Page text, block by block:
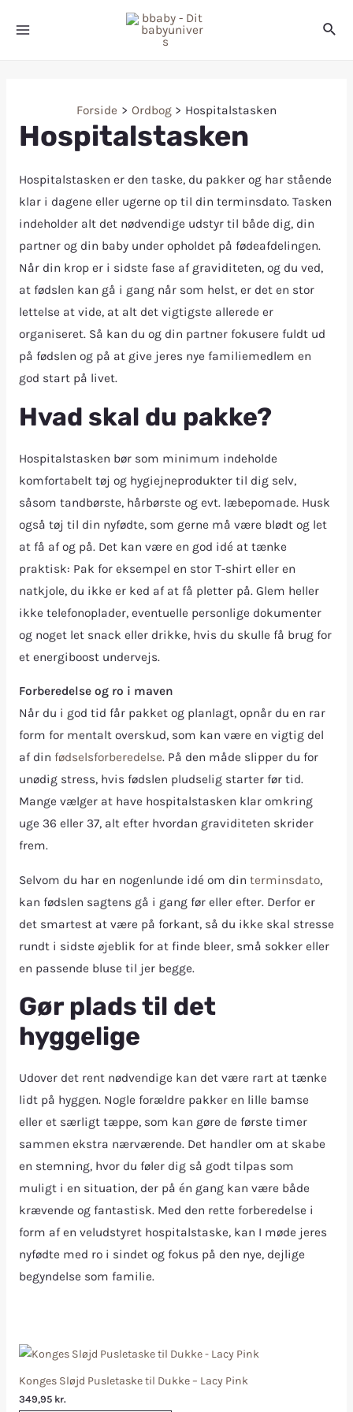
Forside Ordbog Hospitalstasken
Hospitalstasken
Hospitalstasken er den taske, du pakker og har stående
klar i dagene eller ugerne op til din terminsdato. Tasken
indeholder alt det nødvendige udstyr til både dig, din
partner og din baby under opholdet på fødeafdelingen.
Når din krop er i sidste fase af graviditeten, og du ved,
at fødslen kan gå i gang når som helst, er det en stor
lettelse at vide, at alt det vigtigste allerede er
organiseret. Så kan du og din partner fokusere fuldt ud
på fødslen og på at give jeres nye familiemedlem en
god start på livet.
Hvad skal du pakke?
Hospitalstasken bør som minimum indeholde
komfortabelt tøj og hygiejneprodukter til dig selv,
såsom tandbørste, hårbørste og evt. læbepomade. Husk
også tøj til din nyfødte, som gerne må være blødt og let
at få af og på. Det kan være en god idé at tænke
praktisk: Pak for eksempel en stor T-shirt eller en
natkjole, du ikke er ked af at få pletter på. Glem heller
ikke telefonoplader, eventuelle personlige dokumenter
og noget let snack eller drikke, hvis du skulle få brug for
et energiboost undervejs.
Forberedelse og ro i maven
Når du i god tid får pakket og planlagt, opnår du en rar
form for mentalt overskud, som kan være en vigtig del
af din fødselsforberedelse. På den måde slipper du for
unødig stress, hvis fødslen pludselig starter før tid.
Mange vælger at have hospitalstasken klar omkring
uge 36 eller 37, alt efter hvordan graviditeten skrider
frem.
Selvom du har en nogenlunde idé om din terminsdato,
kan fødslen sagtens gå i gang før eller efter. Derfor er
det smartest at være på forkant, så du ikke skal stresse
rundt i sidste øjeblik for at finde bleer, små sokker eller
en passende bluse til jer begge.
Gør plads til det
hyggelige
Udover det rent nødvendige kan det være rart at tænke
lidt på hyggen. Nogle forældre pakker en lille bamse
eller et særligt tæppe, som kan gøre de første timer
sammen ekstra nærværende. Det handler om at skabe
en stemning, hvor du føler dig så godt tilpas som
muligt i en situation, der på én gang kan være både
krævende og fantastisk. Med den rette forberedelse i
form af en veludstyret hospitalstaske, kan I møde jeres
nyfødte med ro i sindet og fokus på den nye, dejlige
begyndelse som familie.
Konges Sløjd Pusletaske til Dukke – Lacy Pink
349,95 kr.